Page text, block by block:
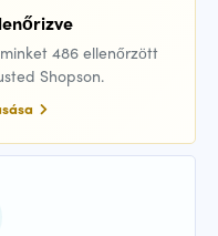
486 ellenőrzött
Shopson.